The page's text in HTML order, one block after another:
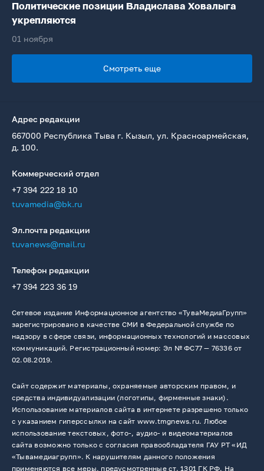
Политические позиции Владислава Ховалыга
укрепляются
01 ноября
Смотреть еще
Адрес редакции
667000 Республика Тыва г. Кызыл, ул. Красноармейская,
д. 100.
Коммерческий отдел
+7 394 222 18 10
tuvamedia@bk.ru
Эл.почта редакции
tuvanews@mail.ru
Телефон редакции
+7 394 223 36 19
Сетевое издание Информационное агентство «ТуваМедиаГрупп»
зарегистрировано в качестве СМИ в Федеральной службе по
надзору в сфере связи, информационных технологий и массовых
коммуникаций. Регистрационный номер: Эл № ФС77 — 76336 от
02.08.2019.
Сайт содержит материалы, охраняемые авторским правом, и
средства индивидуализации (логотипы, фирменные знаки).
Использование материалов сайта в интернете разрешено только
с указанием гиперссылки на сайт www.tmgnews.ru. Любое
использование текстовых, фото-, аудио- и видеоматериалов
сайта возможно только с согласия правообладателя ГАУ РТ «ИД
«Тывамедиагрупп». К нарушителям данного положения
применяются все меры, предусмотренные ст. 1301 ГК РФ. На